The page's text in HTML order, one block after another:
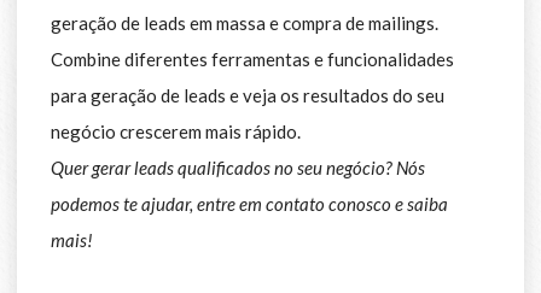
geração de leads em massa e compra de mailings.
Combine diferentes ferramentas e funcionalidades
para geração de leads e veja os resultados do seu
negócio crescerem mais rápido.
Quer gerar leads qualificados no seu negócio? Nós
podemos te ajudar, entre em contato conosco e saiba
mais!